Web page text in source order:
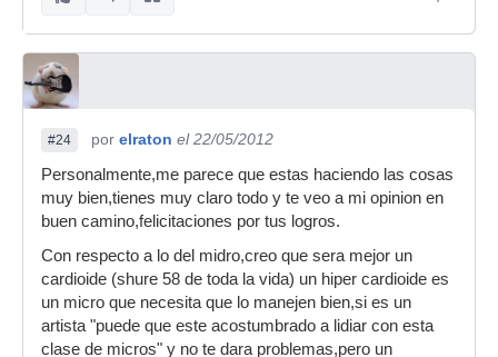
#24 por elraton el 22/05/2012
Personalmente,me parece que estas haciendo las cosas
muy bien,tienes muy claro todo y te veo a mi opinion en
buen camino,felicitaciones por tus logros.
Con respecto a lo del midro,creo que sera mejor un
cardioide (shure 58 de toda la vida) un hiper cardioide es
un micro que necesita que lo manejen bien,si es un
artista "puede que este acostumbrado a lidiar con esta
clase de micros" y no te dara problemas,pero un